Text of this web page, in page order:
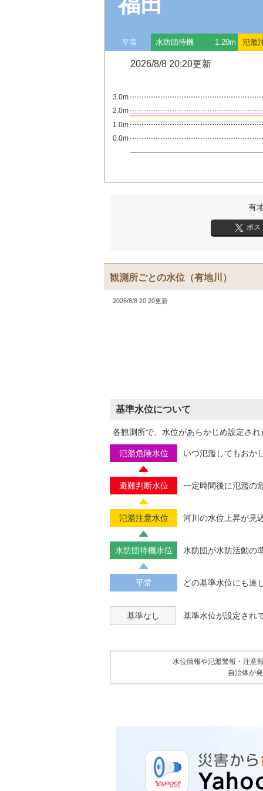
平常 水防団待機 1.20m 氾濫
2026/8/8 20:20更新
0.0m
1.0m
2.0m
3.0m
有
ポス
観測所ごとの水位 （有地川）
2026/8/8 20:20更新
基準水位について
各観測所で、水位があらかじめ設定さ
氾濫危険水位 いつ氾濫してもおか
避難判断水位 一定時間後に氾濫の
氾濫注意水位 河川の水位上昇が見
水防団待機水位 水防団が水防活動の
平常 どの基準水位にも達
基準なし 基準水位が設定され
水位情報や氾濫警報・注意
自治体が